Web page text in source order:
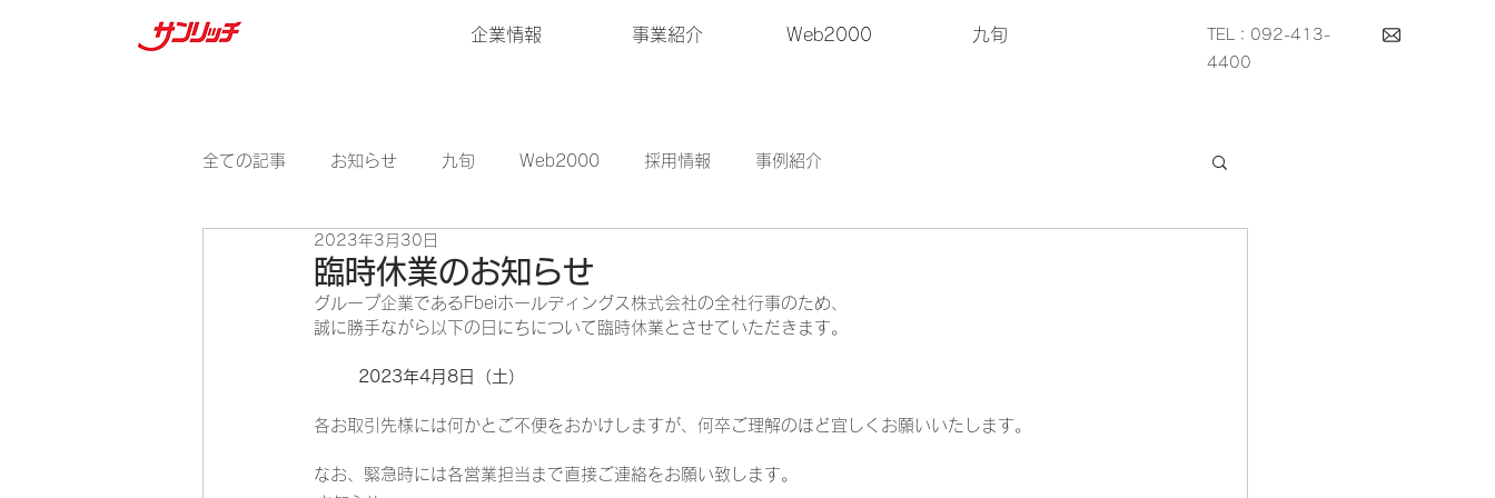
企業情報 事業紹介 Web2000 九旬
TEL：092-413-
4400
全ての記事 お知らせ 九旬 Web2000 採用情報 事例紹介
臨時休業のお知らせ
2023年3月30日
グループ企業であるFbeiホールディングス株式会社の全社行事のため、
誠に勝手ながら以下の日にちについて臨時休業とさせていただきます。
2023年4月8日（土）
各お取引先様には何かとご不便をおかけしますが、何卒ご理解のほど宜しくお願いいたします。
なお、緊急時には各営業担当まで直接ご連絡をお願い致します。